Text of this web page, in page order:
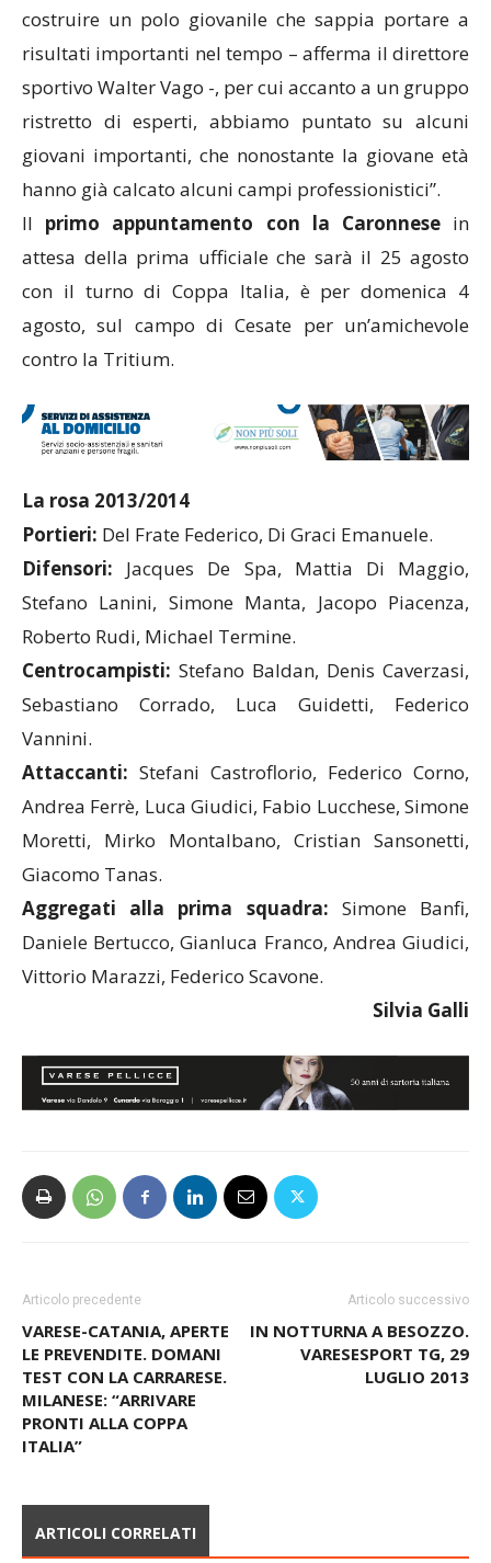
costruire un polo giovanile che sappia portare a
risultati importanti nel tempo – afferma il direttore
sportivo Walter Vago -, per cui accanto a un gruppo
ristretto di esperti, abbiamo puntato su alcuni
giovani importanti, che nonostante la giovane età
hanno già calcato alcuni campi professionistici”.
Il primo appuntamento con la Caronnesein
attesa della prima ufficiale che sarà il 25 agosto
con il turno di Coppa Italia, è per domenica 4
agosto, sul campo di Cesate per un’amichevole
contro la Tritium.
La rosa 2013/2014
Portieri: Del Frate Federico, Di Graci Emanuele.
Difensori: Jacques De Spa, Mattia Di Maggio,
Stefano Lanini, Simone Manta, Jacopo Piacenza,
Roberto Rudi, Michael Termine.
Centrocampisti: Stefano Baldan, Denis Caverzasi,
Sebastiano Corrado, Luca Guidetti, Federico
Vannini.
Attaccanti: Stefani Castroflorio, Federico Corno,
Andrea Ferrè, Luca Giudici, Fabio Lucchese, Simone
Moretti, Mirko Montalbano, Cristian Sansonetti,
Giacomo Tanas.
Aggregati alla prima squadra: Simone Banfi,
Daniele Bertucco, Gianluca Franco, Andrea Giudici,
Vittorio Marazzi, Federico Scavone.
Silvia Galli
Articolo precedente
VARESE-CATANIA, APERTE
LE PREVENDITE. DOMANI
TEST CON LA CARRARESE.
MILANESE: “ARRIVARE
PRONTI ALLA COPPA
ITALIA”
Articolo successivo
IN NOTTURNA A BESOZZO.
VARESESPORT TG, 29
LUGLIO 2013
ARTICOLI CORRELATI